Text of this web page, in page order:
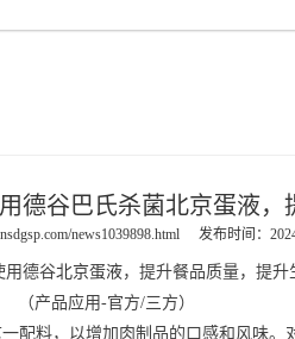
德谷巴氏杀菌北京蛋液，
news1039898.html 发布时间：
用德谷北京蛋液，提升餐品质量，提升
（产品应用-官方/三方）
配料，以增加 肉制品的口感和风味。